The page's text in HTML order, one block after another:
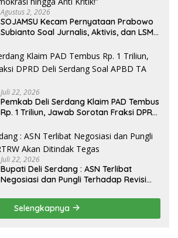
Agustus 2, 2026
SOJAMSU Kecam Pernyataan Prabowo
Subianto Soal Jurnalis, Aktivis, dan LSM
Omon Demokrasi hingga Anti Kritik!”
Juli 22, 2026
Pemkab Deli Serdang Klaim PAD Tembus
Rp. 1 Triliun, Jawab Sorotan Fraksi DPRD
Juli 22, 2026
Bupati Deli Serdang : ASN Terlibat
Negosiasi dan Pungli Terhadap Revisi
Selengkapnya